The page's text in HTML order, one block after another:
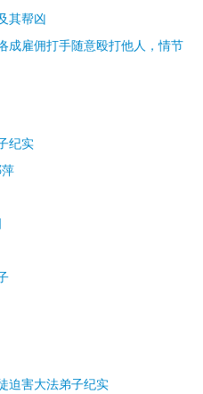
其帮凶
成雇佣打手随意殴打他人，情节
纪实
迫害大法弟子纪实